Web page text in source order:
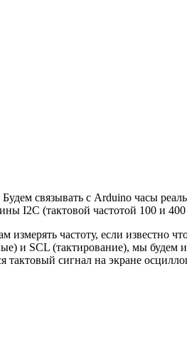
связывать с Arduino часы
I2C (тактовой частотой 100 и
частоту, если известно
и SCL (тактирование), мы будем
сигнал на экране